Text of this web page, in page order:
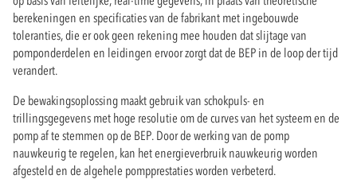
berekeningen en specificaties van de fabrikant met ingebouwde
toleranties, die er ook geen rekening mee houden dat slijtage van
pomponderdelen en leidingen ervoor zorgt dat de BEP in de loop der tijd
verandert.
De bewakingsoplossing maakt gebruik van schokpuls- en
trillingsgegevens met hoge resolutie om de curves van het systeem en de
pomp af te stemmen op de BEP. Door de werking van de pomp
nauwkeurig te regelen, kan het energieverbruik nauwkeurig worden
afgesteld en de algehele pompprestaties worden verbeterd.